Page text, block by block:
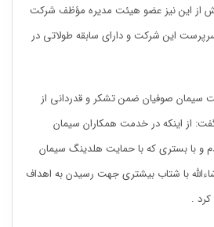
از این نیز عضو هیئت مدیره مؤظف شرکت
این شرکت و دارای سابقه طولاتی در
سیمان صوفیان ضمن تشکر و قدردانی از
از اینکه در خدمت همکاران سیمان
و با بستری که با حمایت هلدینگ سیمان
با شتاب بیشتری جهت رسیدن به اهداف
.